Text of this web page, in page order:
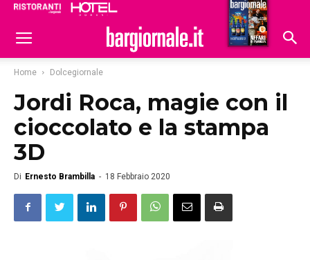
Hoteldomani
Home Dolcegiornale
Jordi Roca, magie con il
cioccolato e la stampa
3D
Di Ernesto Brambilla - 18 Febbraio 2020